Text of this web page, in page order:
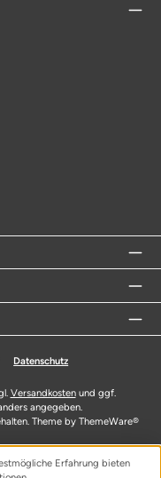
Datenschutz
Versandkostenund ggf.
angegeben.
Theme by ThemeWare®
Erfahrung bieten